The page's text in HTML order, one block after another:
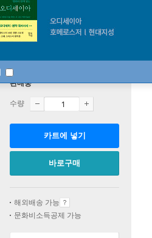
판매중
수량
카트에 넣기
바로구매
해외배송 가능
문화비소득공제 가능